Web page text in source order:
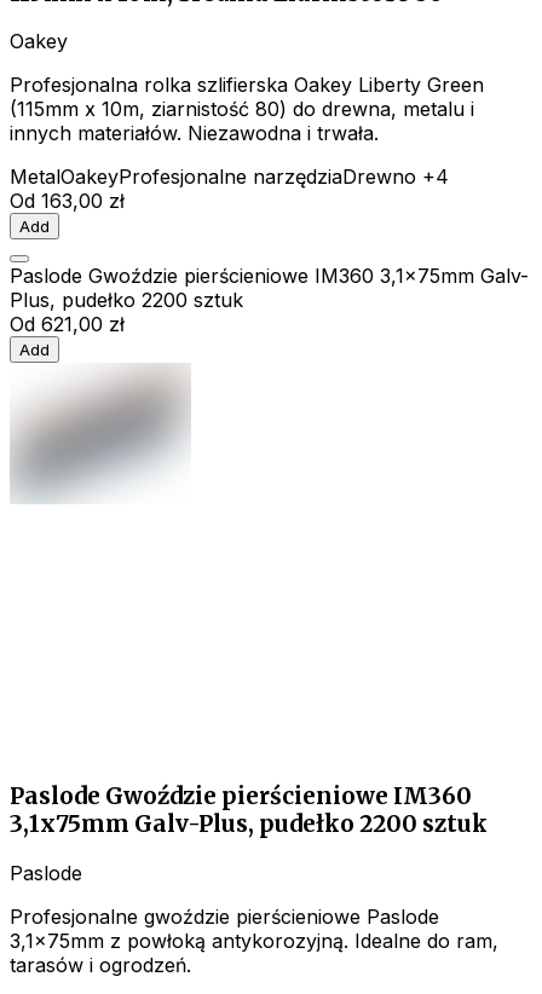
Oakey
Profesjonalna rolka szlifierska Oakey Liberty Green
(115mm x 10m, ziarnistość 80) do drewna, metalu i
innych materiałów. Niezawodna i trwała.
MetalOakeyProfesjonalne narzędziaDrewno +4
Od 163,00 zł
Add
Paslode Gwoździe pierścieniowe IM360 3,1x75mm Galv-
Plus, pudełko 2200 sztuk
Od 621,00 zł
Add
Paslode Gwoździe pierścieniowe IM360
3,1x75mm Galv-Plus, pudełko 2200 sztuk
Paslode
Profesjonalne gwoździe pierścieniowe Paslode
3,1x75mm z powłoką antykorozyjną. Idealne do ram,
tarasów i ogrodzeń.